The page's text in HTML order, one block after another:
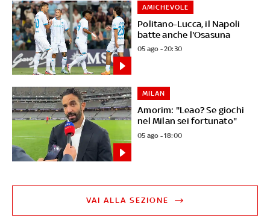
Politano-Lucca, il Napoli
batte anche l'Osasuna
AMICHEVOLE
05 ago - 20:30
Amorim: "Leao? Se giochi
nel Milan sei fortunato"
MILAN
05 ago - 18:00
VAI ALLA SEZIONE